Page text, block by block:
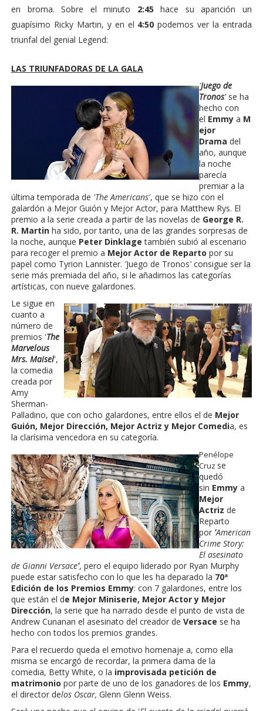
en broma. Sobre el minuto 2:45hace su aparición un
guapísimo Ricky Martin, y en el 4:50 podemos ver la entrada
triunfal del genial Legend:
LAS TRIUNFADORAS DE LA GALA
'Juego de
Tronos'se ha
hecho con
el Emmya M
ejor
Drama del
año, aunque
la noche
parecía
premiar a la
última temporada de 'The Americans', que se hizo con el
galardón a Mejor Guión y Mejor Actor, para Matthew Rys. El
premio a la serie creada a partir de las novelas de George R.
R. Martinha sido, por tanto, una de las grandes sorpresas de
la noche, aunque Peter Dinklagetambién subió al escenario
para recoger el premio a Mejor Actor de Reparto por su
papel como Tyrion Lannister. 'Juego de Tronos'consigue ser la
serie más premiada del año, si le añadimos las categorías
artísticas, con nueve galardones.
Le sigue en
cuanto a
número de
premios 'The
Marvelous
Mrs. Maisel',
la comedia
creada por
Amy
Sherman-
Palladino, que con ocho galardones, entre ellos el de Mejor
Guión, Mejor Dirección, Mejor Actriz y Mejor Comedia, es
la clarísima vencedora en su categoría.
Penélope
Cruz se
quedó
sin Emmya
Mejor
Actriz de
Reparto
por 'American
Crime Story:
El asesinato
de Gianni Versace', pero el equipo liderado por Ryan Murphy
puede estar satisfecho con lo que les ha deparado la 70ª
Edición de los Premios Emmy: con 7 galardones, entre los
que están el de Mejor Miniserie, Mejor Actor y Mejor
Dirección, la serie que ha narrado desde el punto de vista de
Andrew Cunanan el asesinato del creador de Versace se ha
hecho con todos los premios grandes.
Para el recuerdo queda el emotivo homenaje a, como ella
misma se encargó de recordar, la primera dama de la
comedia, Betty White, o la improvisada petición de
matrimonio por parte de uno de los ganadores de los Emmy,
el director delos Oscar, Glenn Glenn Weiss.